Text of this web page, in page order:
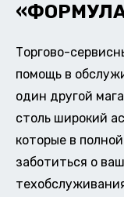
Торгово-
помощь в
один другой
столь широкий
которые в
заботиться о